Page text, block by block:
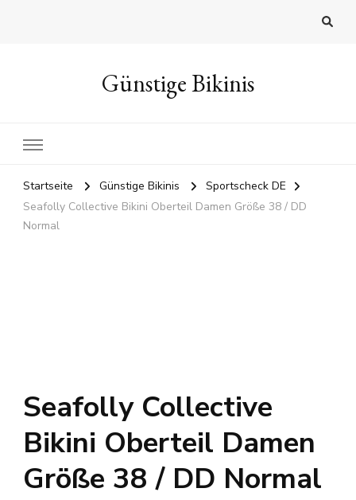
Günstige Bikinis
Startseite Günstige Bikinis
Sportscheck DE
Seafolly Collective Bikini Oberteil Damen Größe 38 / DD
Normal
Seafolly Collective
Bikini Oberteil Damen
Größe 38 / DD Normal